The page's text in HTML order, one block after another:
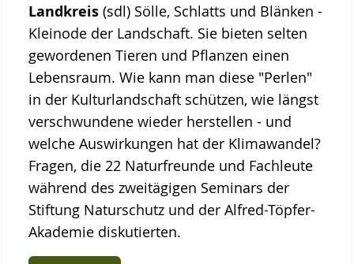
Landkreis(sdl) Sölle, Schlatts und Blänken -
Kleinode der Landschaft. Sie bieten selten
gewordenen Tieren und Pflanzen einen
Lebensraum. Wie kann man diese "Perlen"
in der Kulturlandschaft schützen, wie längst
verschwundene wieder herstellen - und
welche Auswirkungen hat der Klimawandel?
Fragen, die 22 Naturfreunde und Fachleute
während des zweitägigen Seminars der
Stiftung Naturschutz und der Alfred-Töpfer-
Akademie diskutierten.